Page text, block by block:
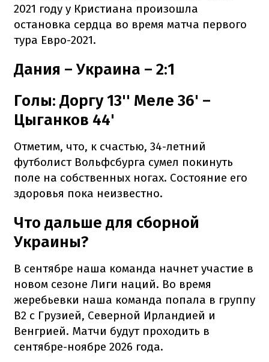
2021 году у Кристиана произошла
остановка сердца во время матча первого
тура Евро-2021.
Дания – Украина – 2:1
Голы: Доргу 13'' Меле 36' –
Цыганков 44'
Отметим, что, к счастью, 34-летний
футболист Вольфсбурга сумел покинуть
поле на собственных ногах. Состояние его
здоровья пока неизвестно.
Что дальше для сборной
Украины?
В сентябре наша команда начнет участие в
новом сезоне Лиги наций. Во время
жеребьевки наша команда попала в группу
B2 с Грузией, Северной Ирландией и
Венгрией. Матчи будут проходить в
сентябре-ноябре 2026 года.